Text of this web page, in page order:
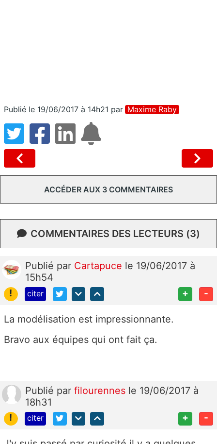
Publié le 19/06/2017 à 14h21 par Maxime Raby
ACCÉDER AUX 3 COMMENTAIRES
COMMENTAIRES DES LECTEURS (3)
Publié par Cartapuce le 19/06/2017 à
15h54
!
citer + -
La modélisation est impressionnante.
Bravo aux équipes qui ont fait ça.
Publié par filourennes le 19/06/2017 à
18h31
!
citer + -